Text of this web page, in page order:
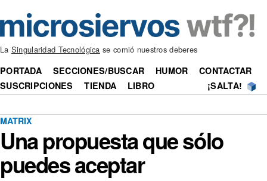
La Singularidad Tecnológica se comió nuestros deberes
PORTADA SECCIONES/BUSCAR HUMOR
CONTACTAR
SUSCRIPCIONES
TIENDA LIBRO ¡SALTA!
MATRIX
Una propuesta que sólo
puedes aceptar